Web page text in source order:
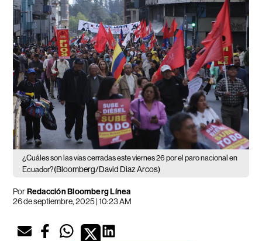
¿Cuáles son las vías cerradas este viernes 26 por el paro nacional en
Ecuador?(Bloomberg/David Diaz Arcos)
PorRedacción Bloomberg Línea
26 de septiembre, 2025 | 10:23 AM